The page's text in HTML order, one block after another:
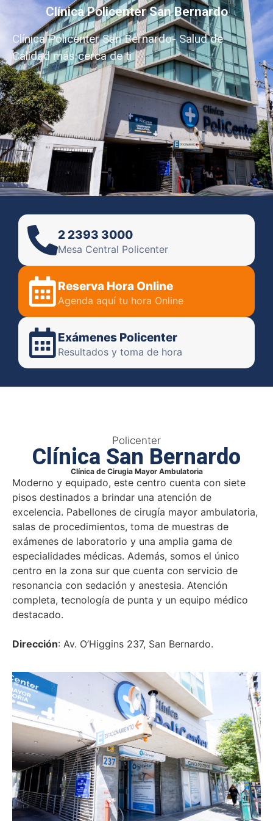
Clínica Policenter San Bernardo
Clínica Policenter San Bernardo- Salud de
Calidad más cerca de ti
2 2393 3000
Mesa Central Policenter
Reserva Hora Online
Agenda aquí tu hora Online
Exámenes Policenter
Resultados y toma de hora
Policenter
Clínica San Bernardo
Clínica de Cirugia Mayor Ambulatoria​
Moderno y equipado, este centro cuenta con siete
pisos destinados a brindar una atención de
excelencia. Pabellones de cirugía mayor ambulatoria,
salas de procedimientos, toma de muestras de
exámenes de laboratorio y una amplia gama de
especialidades médicas. Además, somos el único
centro en la zona sur que cuenta con servicio de
resonancia con sedación y anestesia. Atención
completa, tecnología de punta y un equipo médico
destacado.
Dirección: Av. O’Higgins 237, San Bernardo.